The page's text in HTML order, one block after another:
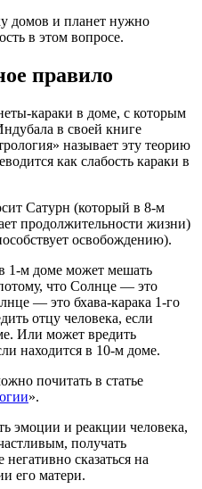
домов и планет нужно
в этом вопросе.
правило
караки в доме, с которым
в своей книге
называет эту теорию
как слабость караки в
Сатурн (который в 8-м
продолжительности жизни)
освобождению).
1-м доме может мешать
что Солнце — это
— это бхава-карака 1-го
отцу человека, если
Или может вредить
находится в 10-м доме.
почитать в статье
».
эмоции и реакции человека,
получать
сказаться на
его матери.